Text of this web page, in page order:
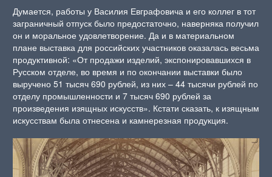
Думается, работы у Василия Евграфовича и его коллег в тот
заграничный отпуск было предостаточно, наверняка получил
он и моральное удовлетворение. Да и в материальном
плане выставка для российских участников оказалась весьма
продуктивной: «От продажи изделий, экспонировавшихся в
Русском отделе, во время и по окончании выставки было
выручено 51 тысяч 690 рублей, из них – 44 тысячи рублей по
отделу промышленности и 7 тысяч 690 рублей за
произведения изящных искусств». Кстати сказать, к изящным
искусствам была отнесена и камнерезная продукция.